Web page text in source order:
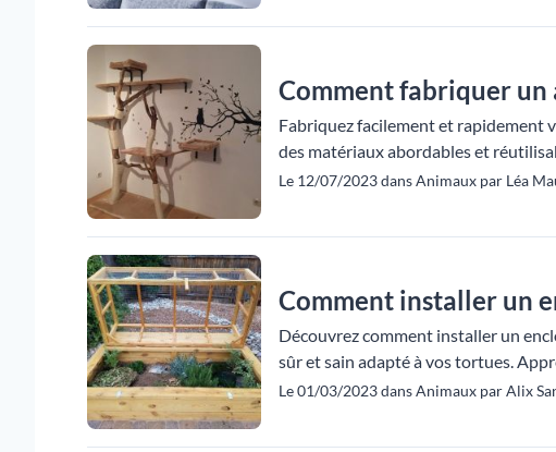
Comment fabriquer un
Fabriquez facilement et rapidement
des matériaux abordables et
Le 12/07/2023 dans Animaux par Léa
Comment installer un
Découvrez comment installer un
sûr et sain adapté à vos tortues.
Le 01/03/2023 dans Animaux par Alix